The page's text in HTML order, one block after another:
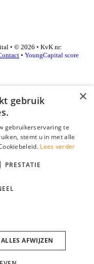
• © 2026 • KvK nr:
• YoungCapital score
×
gebruik
gebruikerservaring te
stemt u in met alle
Lees verder
PRESTATIE
ALLES AFWIJZEN